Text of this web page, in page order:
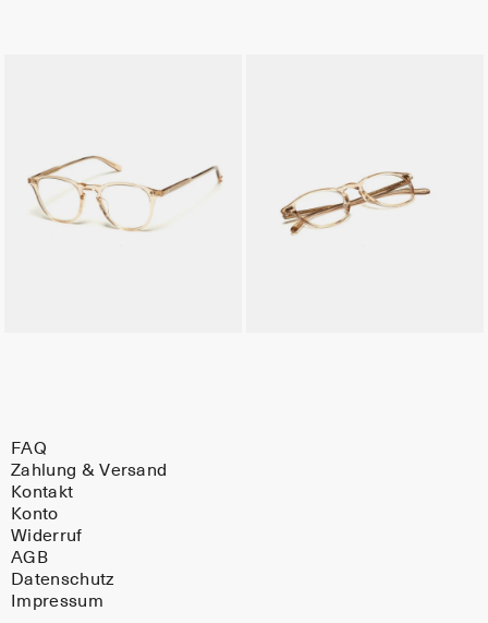
FAQ
Zahlung & Versand
Kontakt
Konto
Widerruf
AGB
Datenschutz
Impressum